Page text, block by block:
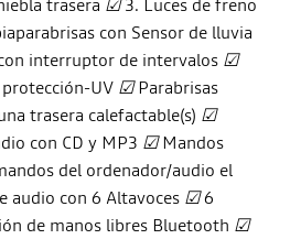
trasera ☑3. Luces de freno
con Sensor de lluvia
interruptor de intervalos ☑
UV ☑Parabrisas
trasera calefactable(s) ☑
con CD y MP3 ☑Mandos
del ordenador/audio el
audio con 6 Altavoces ☑6
de manos libres Bluetooth ☑